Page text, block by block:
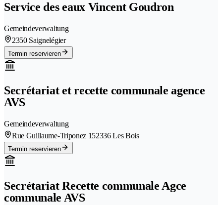
Service des eaux Vincent Goudron
Gemeindeverwaltung
2350 Saignelégier
Termin reservieren
Secrétariat et recette communale agence
AVS
Gemeindeverwaltung
Rue Guillaume-Triponez 152336 Les Bois
Termin reservieren
Secrétariat Recette communale Agce
communale AVS